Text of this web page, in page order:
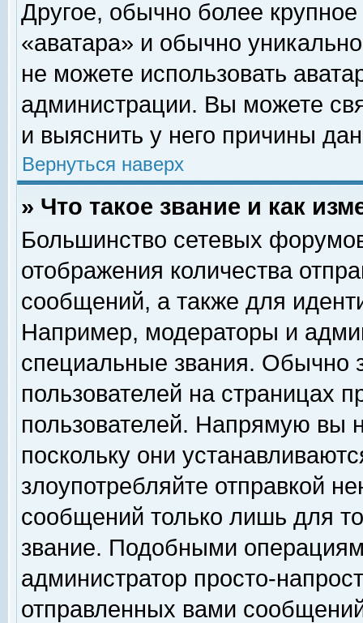
Другое, обычно более
«аватара» и обычно
не можете использовать
администрации. Вы можете
и выяснить у него причины
Вернуться наверх
» Что такое звание и как
Большинство сетевых
отображения количества
сообщений, а также для
Например, модераторы и
специальные звания. Обычно
пользователей на страницах
пользователей. Напрямую вы
поскольку они
злоупотребляйте отправкой
сообщений только лишь для
звание. Подобными
администратор просто-
отправленных вами